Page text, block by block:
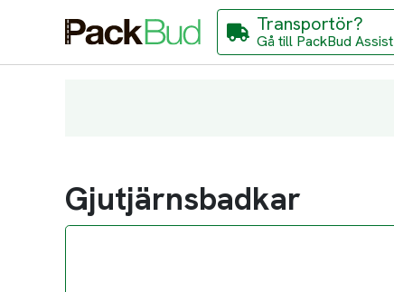
Transportör?
Gå till PackBud Assist
Gjutjärnsbadkar